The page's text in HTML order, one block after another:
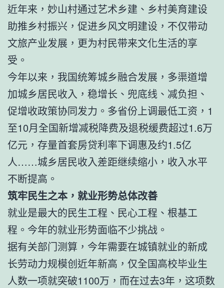
近年来，妙山村通过艺术乡建、乡村美育建设
助推乡村振兴，促进乡风文明建设，不仅带动
文旅产业发展，更为村民带来文化生活的享
受。
今年以来，我国统筹城乡融合发展，多渠道增
加城乡居民收入，稳增长、兜底线、减负担、
促增收政策协同发力。多省份上调最低工资，1
至10月全国新增减税降费及退税缓费超过1.6万
亿元，存量首套房贷利率下调惠及约1.5亿
人……城乡居民收入差距继续缩小，收入水平
不断提高。
筑牢民生之本，就业形势总体改善
就业是最大的民生工程、民心工程、根基工
程。今年的就业形势面临不少挑战。
据有关部门测算，今年需要在城镇就业的新成
长劳动力规模创近年新高，仅全国高校毕业生
人数一项就突破1100万，而在过去3年，这项数